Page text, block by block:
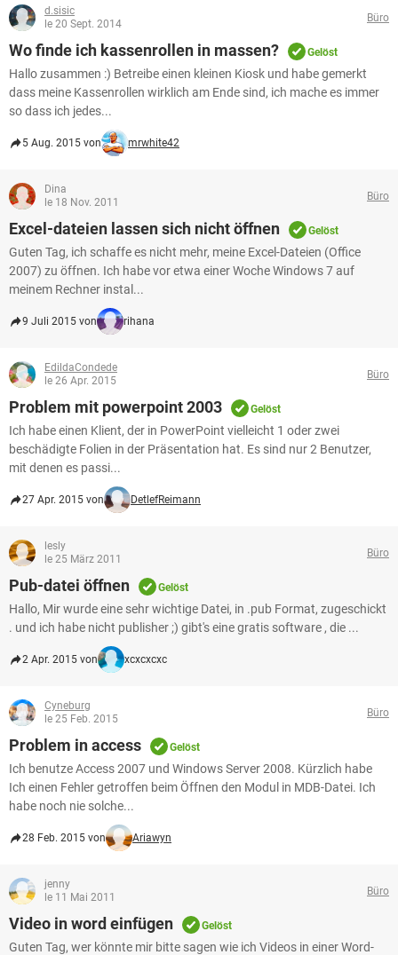
d.sisic
le 20 Sept. 2014
Büro
Wo finde ich kassenrollen in massen? Gelöst
Hallo zusammen :) Betreibe einen kleinen Kiosk und habe gemerkt
dass meine Kassenrollen wirklich am Ende sind, ich mache es immer
so dass ich jedes...
5 Aug. 2015 von mrwhite42
Dina
le 18 Nov. 2011
Büro
Excel-dateien lassen sich nicht öffnen Gelöst
Guten Tag, ich schaffe es nicht mehr, meine Excel-Dateien (Office
2007) zu öffnen. Ich habe vor etwa einer Woche Windows 7 auf
meinem Rechner instal...
9 Juli 2015 von rihana
EdildaCondede
le 26 Apr. 2015
Büro
Problem mit powerpoint 2003 Gelöst
Ich habe einen Klient, der in PowerPoint vielleicht 1 oder zwei
beschädigte Folien in der Präsentation hat. Es sind nur 2 Benutzer,
mit denen es passi...
27 Apr. 2015 von DetlefReimann
lesly
le 25 März 2011
Büro
Pub-datei öffnen Gelöst
Hallo, Mir wurde eine sehr wichtige Datei, in .pub Format, zugeschickt
. und ich habe nicht publisher ;) gibt's eine gratis software , die ...
2 Apr. 2015 von xcxcxcxc
Cyneburg
le 25 Feb. 2015
Büro
Problem in access Gelöst
Ich benutze Access 2007 und Windows Server 2008. Kürzlich habe
Ich einen Fehler getroffen beim Öffnen den Modul in MDB-Datei. Ich
habe noch nie solche...
28 Feb. 2015 von Ariawyn
jenny
le 11 Mai 2011
Büro
Video in word einfügen Gelöst
Guten Tag, wer könnte mir bitte sagen wie ich Videos in einer Word-